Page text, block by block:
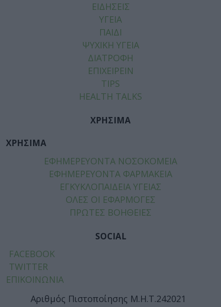
ΕΙΔΗΣΕΙΣ
ΥΓΕΙΑ
ΠΑΙΔΙ
ΨΥΧΙΚΗ ΥΓΕΙΑ
ΔΙΑΤΡΟΦΗ
ΕΠΙΧΕΙΡΕΙΝ
TIPS
HEALTH TALKS
ΧΡΗΣΙΜΑ
ΧΡΗΣΙΜΑ
ΕΦΗΜΕΡΕΥΟΝΤΑ ΝΟΣΟΚΟΜΕΙΑ
ΕΦΗΜΕΡΕΥΟΝΤΑ ΦΑΡΜΑΚΕΙΑ
ΕΓΚΥΚΛΟΠΑΙΔΕΙΑ ΥΓΕΙΑΣ
ΟΛΕΣ ΟΙ ΕΦΑΡΜΟΓΕΣ
ΠΡΩΤΕΣ ΒΟΗΘΕΙΕΣ
SOCIAL
FACEBOOK
TWITTER
ΕΠΙΚΟΙΝΩΝΙΑ
Αριθμός Πιστοποίησης Μ.Η.Τ.242021